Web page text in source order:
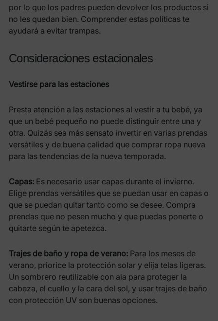
por lo que los padres pueden devolver los productos si
no les quedan bien. Comprender estas políticas te
ayudará a evitar trampas.
Consideraciones estacionales
Vestirse para las estaciones
Presta atención a las estaciones al vestir a tu bebé, ya
que un bebé pequeño no puede distinguir entre una y
otra. Quizás sea más sensato invertir en varias prendas
versátiles y de buena calidad que comprar ropa nueva
para las tendencias de la nueva temporada.
Capas: Es necesario usar capas durante el invierno.
Elige prendas versátiles que se puedan usar en capas o
que se puedan quitar tanto como se desee. Compra
prendas que no pesen mucho y que puedas ponerte o
quitarte según te apetezca.
Trajes de baño y ropa de verano: Para los meses de
verano, priorice la protección solar y elija telas ligeras.
Un sombrero reutilizable con ala para proteger la
cabeza, el cuello y la cara del sol, y usar trajes de baño
con protección UV son buenas opciones.